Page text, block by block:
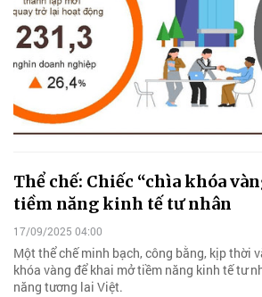
Thể chế: Chiếc “chìa khóa
tiềm năng kinh tế tư nhân
17/09/2025 04:00
Một thể chế minh bạch, công bằng, kịp thời
khóa vàng để khai mở tiềm năng kinh tế tư
năng tương lai Việt.